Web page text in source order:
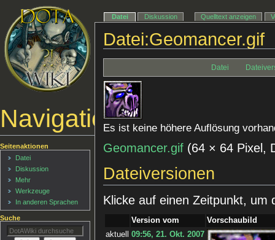
Datei:Geomancer.gif
Datei
Es ist keine höhere Auflösung
Geomancer.gif (64 × 64 Pixel,
Dateiversionen
Klicke auf einen Zeitpunkt, um
Version vom
Vorschaubild
aktuell
09:56, 21. Okt. 2007
Navigationsmenü
Datei Diskussion Quelltext anzeigen
Seitenaktionen
Datei
Diskussion
Mehr
Werkzeuge
In anderen Sprachen
Suche